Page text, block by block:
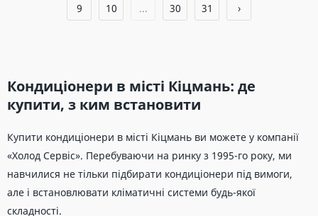
9 10 ... 30 31 ›
Кондиціонери в місті Кіцмань: де
купити, з ким встановити
Купити кондиціонери в місті Кіцмань ви можете у компанії
«Холод Сервіс». Перебуваючи на ринку з 1995-го року, ми
навчилися не тільки підбирати кондиціонери під вимоги,
але і встановлювати кліматичні системи будь-якої
складності.